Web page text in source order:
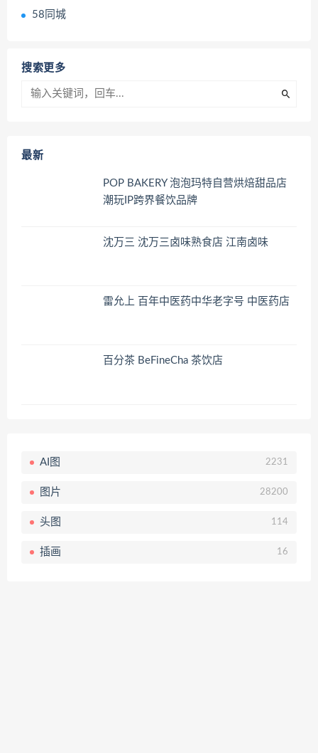
58同城
搜索更多
最新
POP BAKERY 泡泡玛特自营烘焙甜品店
潮玩IP跨界餐饮品牌
沈万三 沈万三卤味熟食店 江南卤味
雷允上 百年中医药中华老字号 中医药店
百分茶 BeFineCha 茶饮店
AI图 2231
图片 28200
头图 114
插画 16